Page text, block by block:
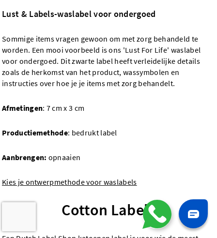
Lust & Labels-waslabel voor ondergoed
Sommige items vragen gewoon om met zorg behandeld te
worden. Een mooi voorbeeld is ons 'Lust For Life' waslabel
voor ondergoed. Dit zwarte label heeft verleidelijke details
zoals de herkomst van het product, wassymbolen en
instructies over hoe je je items met zorg behandelt.
Afmetingen: 7 cm x 3 cm
Productiemethode: bedrukt label
Aanbrengen: opnaaien
Kies je ontwerpmethode voor waslabels
Cotton Labels